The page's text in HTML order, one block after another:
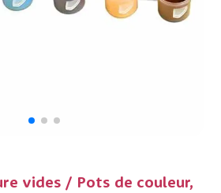
vides / Pots de couleur,